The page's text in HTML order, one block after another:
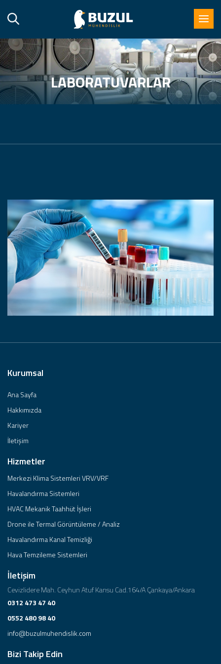
LABORATUVARLAR
Kurumsal
Ana Sayfa
Hakkımızda
Kariyer
İletişim
Hizmetler
Merkezi Klima Sistemleri VRV/VRF
Havalandırma Sistemleri
HVAC Mekanik Taahhüt İşleri
Drone ile Termal Görüntüleme / Analiz
Havalandırma Kanal Temizliği
Hava Temzileme Sistemleri
İletişim
Cevizlidere Mah. Ceyhun Atuf Kansu Cad.164/A Çankaya/Ankara
0312 473 47 40
0552 480 98 40
info@buzulmuhendislik.com
Bizi Takip Edin